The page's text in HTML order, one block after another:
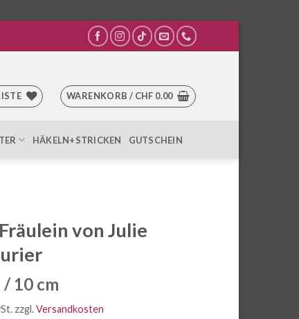
WARENKORB / CHF 0.00
HÄKELN+STRICKEN GUTSCHEIN
von Julie
/ 10 cm
zzgl.Versandkosten